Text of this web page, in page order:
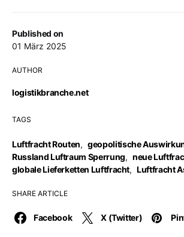
Published on
01 März 2025
AUTHOR
logistikbranche.net
TAGS
Luftfracht Routen, geopolitische
Russland Luftraum Sperrung, neue
globale Lieferketten Luftfracht, Luftfracht
SHARE ARTICLE
Facebook X (Twitter)